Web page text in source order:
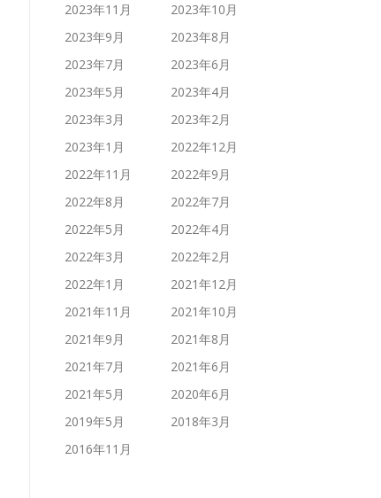
2023年11月
2023年10月
2023年9月
2023年8月
2023年7月
2023年6月
2023年5月
2023年4月
2023年3月
2023年2月
2023年1月
2022年12月
2022年11月
2022年9月
2022年8月
2022年7月
2022年5月
2022年4月
2022年3月
2022年2月
2022年1月
2021年12月
2021年11月
2021年10月
2021年9月
2021年8月
2021年7月
2021年6月
2021年5月
2020年6月
2019年5月
2018年3月
2016年11月